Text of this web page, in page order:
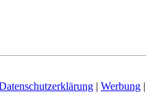
| Werbung |